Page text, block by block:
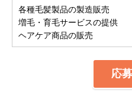
各種毛髪製品の製造販売
増毛・育毛サービスの提供
ヘアケア商品の販売
応